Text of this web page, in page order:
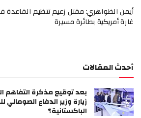
أيمن الظواهري: مقتل زعيم تنظيم القاعدة
غارة أمريكية بطائرة مسيرة
أحدث المقالات
بعد توقيع مذكرة التفاهم
زيارة وزير الدفاع
الباكستانية؟